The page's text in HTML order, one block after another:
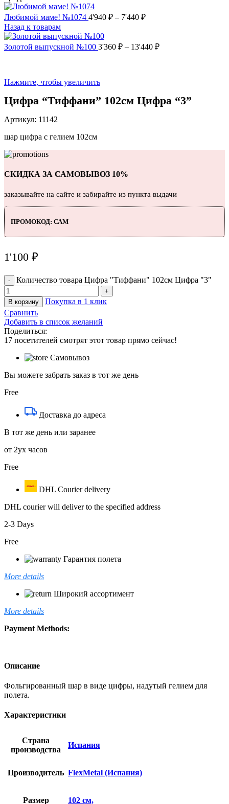
Любимой маме! №1074 4'940 ₽ – 7'440 ₽
Назад к товарам
Золотой выпускной №100 3'360 ₽ – 13'440 ₽
Нажмите, чтобы увеличить
Цифра “Тиффани” 102см Цифра “3”
Артикул: 11142
шар цифра с гелием 102см
СКИДКА ЗА САМОВЫВОЗ 10%
заказывайте на сайте и забирайте из пункта выдачи
ПРОМОКОД: САМ
1'100 ₽
Количество товара Цифра "Тиффани" 102см Цифра "3"
В корзину
Покупка в 1 клик
Сравнить
Добавить в список желаний
Поделиться:
17 посетителей смотрят этот товар прямо сейчас!
Самовывоз
Вы можете забрать заказ в тот же день
Free
Доставка до адреса
В тот же день или заранее
от 2ух часов
Free
DHL Courier delivery
DHL courier will deliver to the specified address
2-3 Days
Free
Гарантия полета
More details
Широкий ассортимент
More details
Payment Methods:
Описание
Фольгированный шар в виде цифры, надутый гелием для
полета.
Характеристики
Страна
производства
Испания
Производитель FlexMetal (Испания)
Размер 102 см,